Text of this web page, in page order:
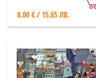
8.00 € / 15.65 ЛВ.